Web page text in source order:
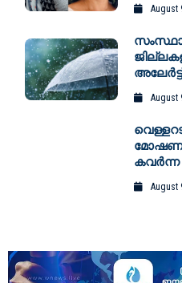
August
അലേര്‍ട്ട്
August
കവർന്ന
August